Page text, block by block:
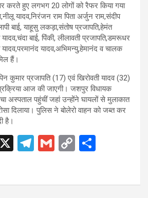
करते हुए लगभग 20 लोगों को रैफर किया गया
यादव,निरंजन राम पिता अर्जुन राम,संदीप
बाई, याहूसु लकड़ा,संतोष प्रजापति,हेमंत
बाई, पिंकी, लीलावती प्रजापति,डमरूधर
यादव,परमानंद यादव,अभिमन्यु,हेमानंद व चालक
हैं।
कुमार प्रजापति (17) एवं खिरोवती यादव (32)
आज की जाएगी। जशपुर विधायक
अस्पताल पहुंचीं जहां उन्होंने घायलों से मुलाकात
दिलाया। पुलिस ने बोलेरो वाहन को जब्त कर
है।
X
T
G
C